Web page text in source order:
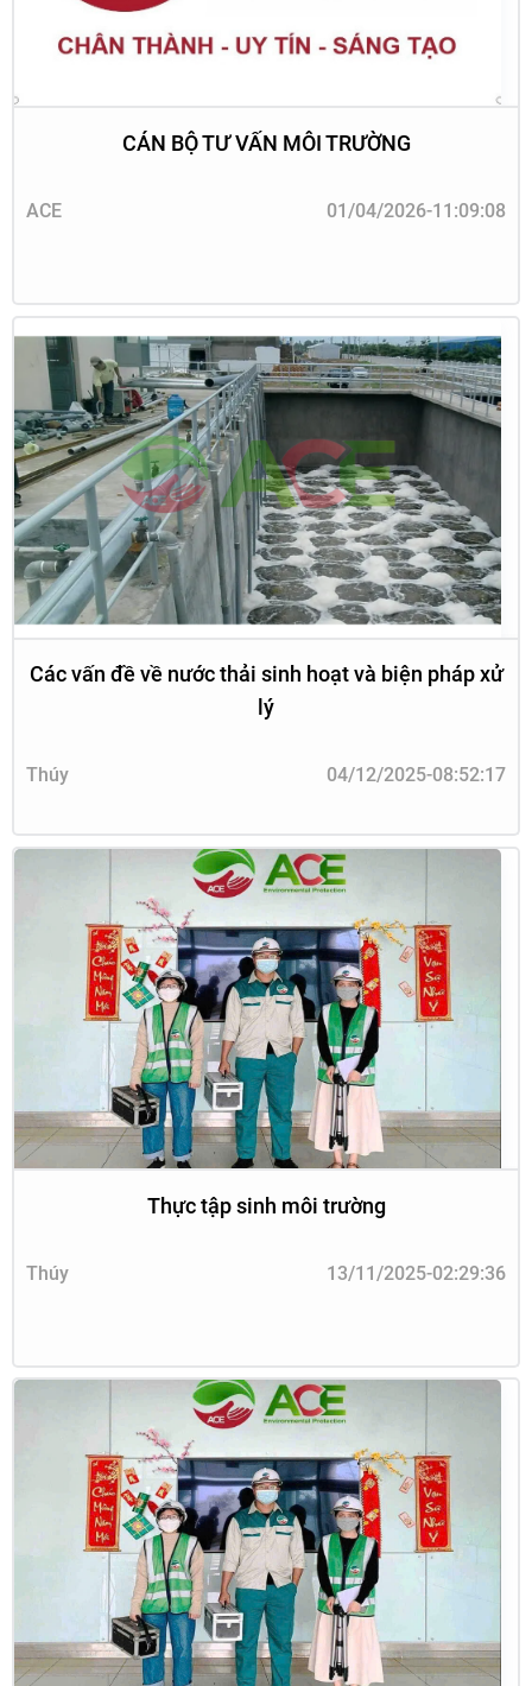
CÁN BỘ TƯ VẤN MÔI TRƯỜNG
ACE 01/04/2026-11:09:08
Các vấn đề về nước thải sinh hoạt và biện pháp xử
lý
Thúy 04/12/2025-08:52:17
Thực tập sinh môi trường
Thúy 13/11/2025-02:29:36